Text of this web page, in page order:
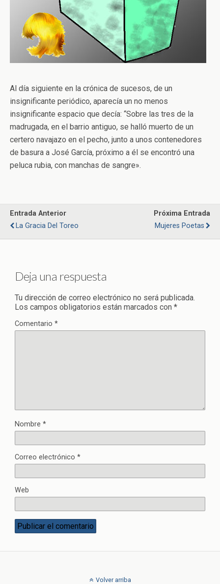
Al día siguiente en la crónica de sucesos, de un
insignificante periódico, aparecía un no menos
insignificante espacio que decía: “Sobre las tres de la
madrugada, en el barrio antiguo, se halló muerto de un
certero navajazo en el pecho, junto a unos contenedores
de basura a José García, próximo a él se encontró una
peluca rubia, con manchas de sangre».
Entrada Anterior
La Gracia Del Toreo
Próxima Entrada
Mujeres Poetas
Deja una respuesta
Tu dirección de correo electrónico no será publicada.
Los campos obligatorios están marcados con *
Comentario *
Nombre *
Correo electrónico *
Web
Volver arriba